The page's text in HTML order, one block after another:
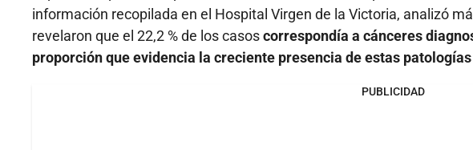
información recopilada en el Hospital Virgen de la Victoria, analizó
revelaron que el 22,2 % de los casoscorrespondía a cánceres
proporción que evidencia la creciente presencia de estas
PUBLICIDAD